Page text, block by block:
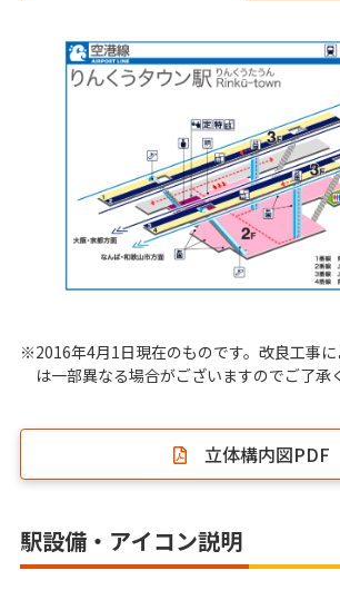
※2016年4月1日現在のものです。改良工事
は一部異なる場合がございますのでご了承
立体構内図PDF
駅設備・アイコン説明